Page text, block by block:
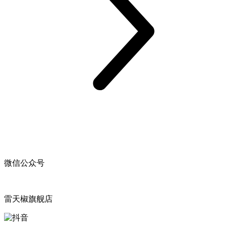
微信公众号
雷天椒旗舰店